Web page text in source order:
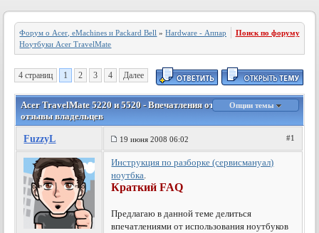
Форум о Acer, eMachines и Packard Bell »Hardware - Аппаратное обеспечение»
Ноутбуки Acer TravelMate
Поиск по форуму
4 страниц 1 2 3 4 Далее
Acer TravelМate 5220 и 5520 - Впечатления от использования и
отзывы владельцев
Опции темы
FuzzyL 19 июня 2008 06:02 #1
Инструкция по разборке (сервисмануал)
ноутбка.
Краткий FAQ
Предлагаю в данной теме делиться
впечатлениями от использования ноутбуков